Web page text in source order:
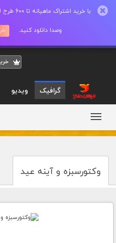
با خرید
وصدا دانلود کنید.
گرافیک ویدیو
وکتورسبزه و آینه عید